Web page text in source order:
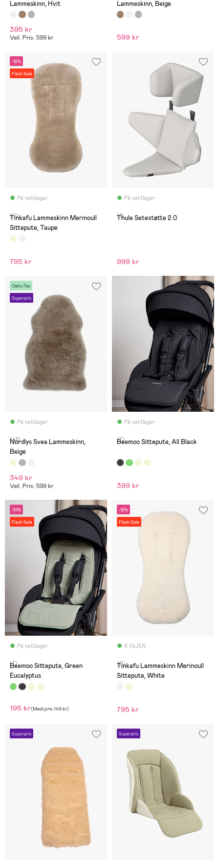
Lammeskinn, Hvit
395 kr
Veil. Pris: 599 kr
Lammeskinn, Beige
599 kr
-12%
Flash Sale
På nettlager
(0)
Tinkafu Lammeskinn Merinoull
Sittepute, Taupe
795 kr
På nettlager
(1)
Thule Setestøtte 2.0
999 kr
Oeko-Tex
Superpris
På nettlager
(43)
Nordlys Svea Lammeskinn,
Beige
349 kr
Veil. Pris: 599 kr
På nettlager
(7)
Beemoo Sittepute, All Black
399 kr
-51%
Flash Sale
På nettlager
(7)
Beemoo Sittepute, Green
Eucalyptus
195 kr(Medl.pris 149 kr)
-12%
Flash Sale
9 IGJEN
(0)
Tinkafu Lammeskinn Merinoull
Sittepute, White
795 kr
Superpris Superpris